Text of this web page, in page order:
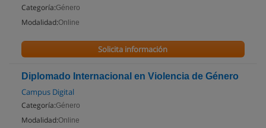
Categoría:Género
Modalidad:Online
Solicita información
Diplomado Internacional en Violencia de Género
Campus Digital
Categoría:Género
Modalidad:Online